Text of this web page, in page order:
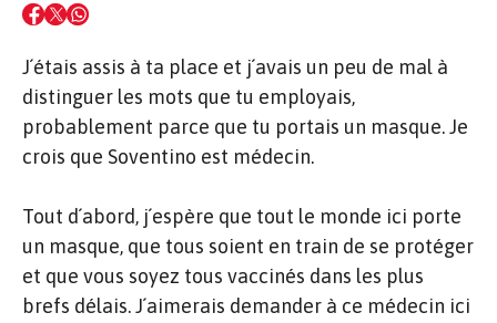
J´étais assis à ta place et j´avais un peu de mal à
distinguer les mots que tu employais,
probablement parce que tu portais un masque. Je
crois que Soventino est médecin.
Tout d´abord, j´espère que tout le monde ici porte
un masque, que tous soient en train de se protéger
et que vous soyez tous vaccinés dans les plus
brefs délais. J´aimerais demander à ce médecin ici